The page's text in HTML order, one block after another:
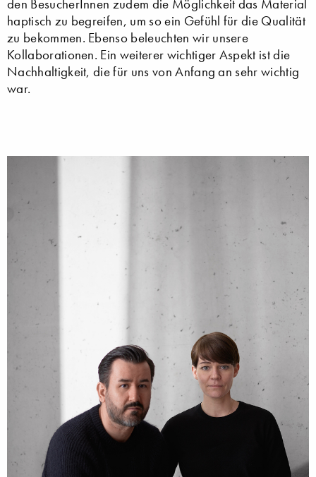
den BesucherInnen zudem die Möglichkeit das Material
haptisch zu begreifen, um so ein Gefühl für die Qualität
zu bekommen. Ebenso beleuchten wir unsere
Kollaborationen. Ein weiterer wichtiger Aspekt ist die
Nachhaltigkeit, die für uns von Anfang an sehr wichtig
war.